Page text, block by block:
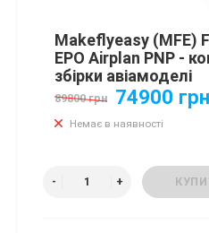
Makeflyeasy (MFE)
EPO Airplan PNP -
збірки авіамоделі
89800 грн 74900 грн
Немає в наявності